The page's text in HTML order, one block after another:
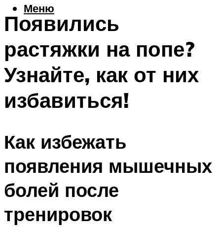
Меню
Появились
растяжки на попе?
Узнайте, как от них
избавиться!
Как избежать
появления мышечных
болей после
тренировок